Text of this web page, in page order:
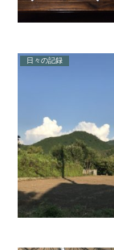
日々の記録